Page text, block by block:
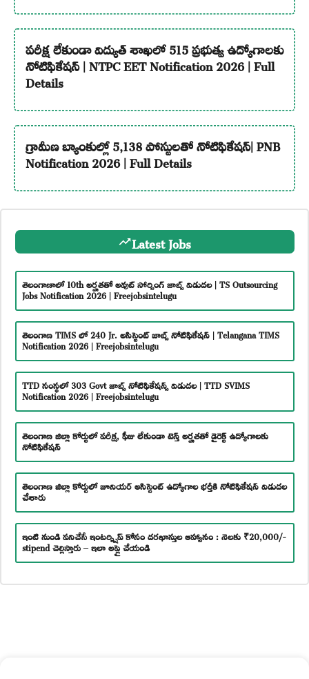
పరీక్ష లేకుండా విద్యుత్ శాఖలో 515 ప్రభుత్వ ఉద్యోగాలకు
నోటిఫికేషన్ | NTPC EET Notification 2026 | Full
Details
గ్రామీణ బ్యాంకుల్లో 5,138 పోస్టులతో నోటిఫికేషన్| PNB
Notification 2026 | Full Details
Latest Jobs
తెలంగాణాలో 10th అర్హతతో అవుట్ సోర్సింగ్ జాబ్స్ విడుదల | TS Outsourcing
Jobs Notification 2026 | Freejobsintelugu
తెలంగాణ TIMS లో 240 Jr. అసిస్టెంట్ జాబ్స్ నోటిఫికేషన్ | Telangana TIMS
Notification 2026 | Freejobsintelugu
TTD సంస్థలో 303 Govt జాబ్స్ నోటిఫికేషన్స్ విడుదల | TTD SVIMS
Notification 2026 | Freejobsintelugu
తెలంగాణ జిల్లా కోర్టులో పరీక్ష, ఫీజు లేకుండా టెన్త్ అర్హతతో డైరెక్ట్ ఉద్యోగాలకు
నోటిఫికేషన్
తెలంగాణ జిల్లా కోర్టులో జూనియర్ అసిస్టెంట్ ఉద్యోగాల భర్తీకి నోటిఫికేషన్ విడుదల
చేశారు
ఇంటి నుండి పనిచేసే ఇంటర్న్షిప్ కోసం దరఖాస్తుల ఆహ్వానం : నెలకు ₹20,000/-
stipend చెల్లిస్తారు – ఇలా అప్లై చేయండి